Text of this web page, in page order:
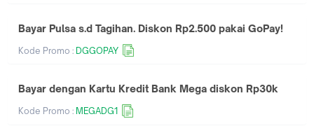
Bayar Pulsa s.d Tagihan. Diskon Rp2.500 pakai GoPay!
Kode Promo : DGGOPAY
Bayar dengan Kartu Kredit Bank Mega diskon Rp30k
Kode Promo : MEGADG1